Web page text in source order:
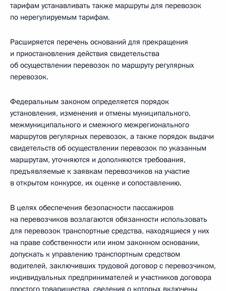
тарифам устанавливать также маршруты для перевозок
по нерегулируемым тарифам.
Расширяется перечень оснований для прекращения
и приостановления действия свидетельства
об осуществлении перевозок по маршруту регулярных
перевозок.
Федеральным законом определяется порядок
установления, изменения и отмены муниципального,
межмуниципального и смежного межрегионального
маршрутов регулярных перевозок, а также порядок выдачи
свидетельств об осуществлении перевозок по указанным
маршрутам, уточняются и дополняются требования,
предъявляемые к заявкам перевозчиков на участие
в открытом конкурсе, их оценке и сопоставлению.
В целях обеспечения безопасности пассажиров
на перевозчиков возлагаются обязанности использовать
для перевозок транспортные средства, находящиеся у них
на праве собственности или ином законном основании,
допускать к управлению транспортным средством
водителей, заключивших трудовой договор с перевозчиком,
индивидуальных предпринимателей и участников договора
простого товарищества, сведения о которых включены